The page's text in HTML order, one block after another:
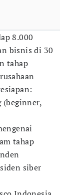
8.000
bisnis di 30
tahap
(beginner,
tahap
siber